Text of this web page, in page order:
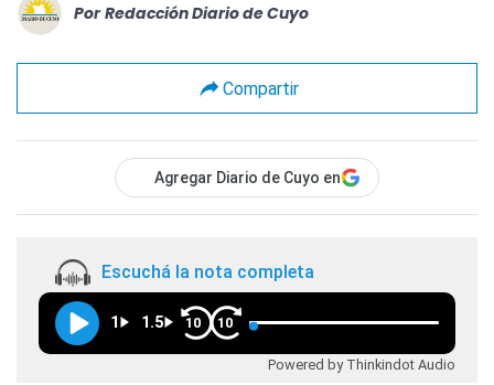
Por Redacción Diario de Cuyo
Compartir
Agregar Diario de Cuyo en
Escuchá la nota completa
1 1.5 10 10
Powered by Thinkindot Audio